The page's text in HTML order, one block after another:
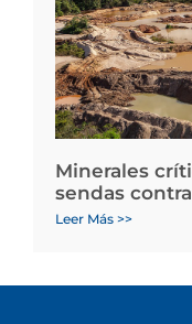
Minerales
sendas
Leer Más >>